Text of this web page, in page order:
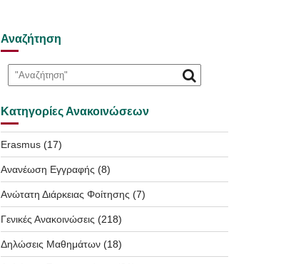
Αναζήτηση
Κατηγορίες Ανακοινώσεων
Erasmus(17)
Ανανέωση Εγγραφής (8)
Ανώτατη Διάρκειας Φοίτησης (7)
Γενικές Ανακοινώσεις (218)
Δηλώσεις Μαθημάτων(18)